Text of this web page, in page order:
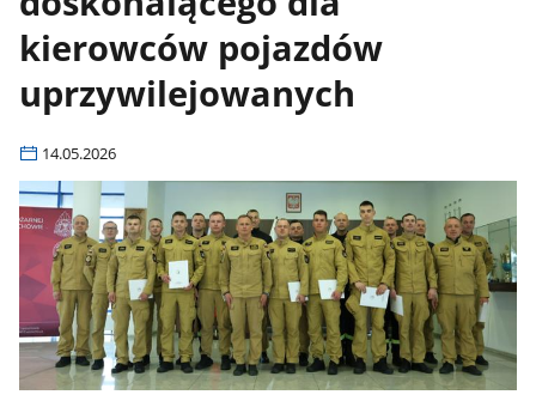
kierowców pojazdów
uprzywilejowanych
14.05.2026